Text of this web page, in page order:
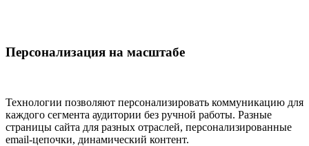
Персонализация на масштабе
Технологии позволяют персонализировать коммуникацию для
каждого сегмента аудитории без ручной работы. Разные
страницы сайта для разных отраслей, персонализированные
email-цепочки, динамический контент.